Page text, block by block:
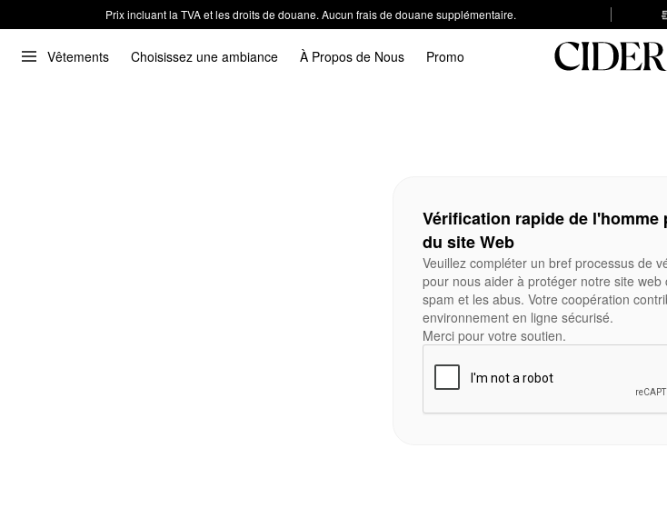
Prix incluant la TVA et les droits de douane. Aucun frais de douane supplémentaire.
Vêtements Choisissez une ambiance À Propos de Nous Promo
Vérification rapide de l'homme
du site Web
Veuillez compléter un bref processus de
pour nous aider à protéger notre site web
spam et les abus. Votre coopération
environnement en ligne sécurisé.
Merci pour votre soutien.